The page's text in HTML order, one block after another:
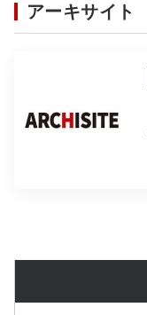
アーキサイト